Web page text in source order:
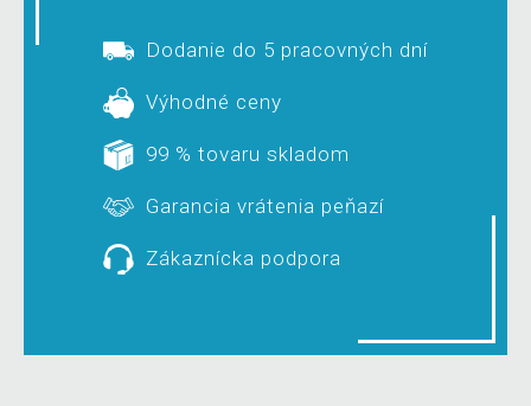
Dodanie do 5 pracovných dní
Výhodné ceny
99 % tovaru skladom
Garancia vrátenia peňazí
Zákaznícka podpora